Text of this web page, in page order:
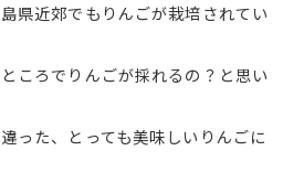
県近郊でもりんごが栽培されてい
ころでりんごが採れるの？と思い
った、とっても美味しいりんごに